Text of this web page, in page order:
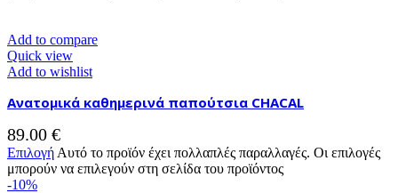
Add to compare
Quick view
Add to wishlist
Ανατομικά καθημερινά παπούτσια CHACAL
89.00 €
Επιλογή Αυτό το προϊόν έχει πολλαπλές παραλλαγές. Οι επιλογές
μπορούν να επιλεγούν στη σελίδα του προϊόντος
-10%